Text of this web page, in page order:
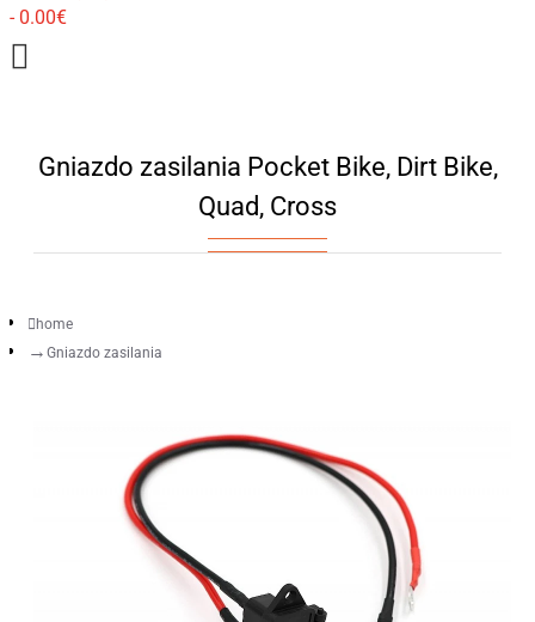
- 0.00€
Gniazdo zasilania Pocket Bike, Dirt Bike,
Quad, Cross
home
Gniazdo zasilania